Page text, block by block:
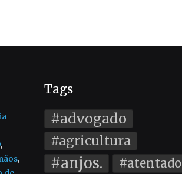
,
,
Tags
#advogado
#agricultura
#anjos. #atentado